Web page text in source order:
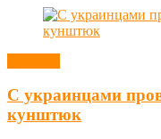
С украинцами
кунштюк